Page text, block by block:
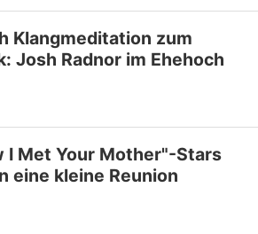
Klangmeditation zum
Josh Radnor im Ehehoch
I Met Your Mother"-Stars
eine kleine Reunion